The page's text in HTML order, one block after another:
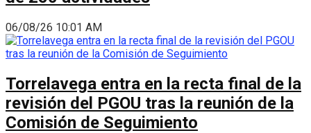
06/08/26 10:01 AM
Torrelavega entra en la recta final de la
revisión del PGOU tras la reunión de la
Comisión de Seguimiento